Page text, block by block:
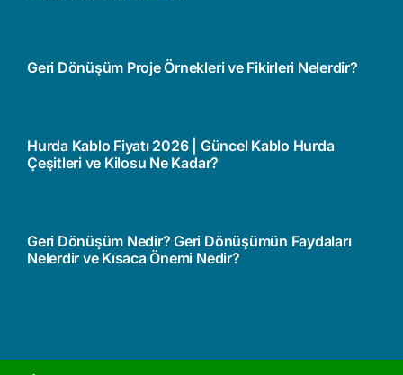
Geri Dönüşüm Proje Örnekleri ve Fikirleri Nelerdir?
Hurda Kablo Fiyatı 2026 | Güncel Kablo Hurda
Çeşitleri ve Kilosu Ne Kadar?
Geri Dönüşüm Nedir? Geri Dönüşümün Faydaları
Nelerdir ve Kısaca Önemi Nedir?